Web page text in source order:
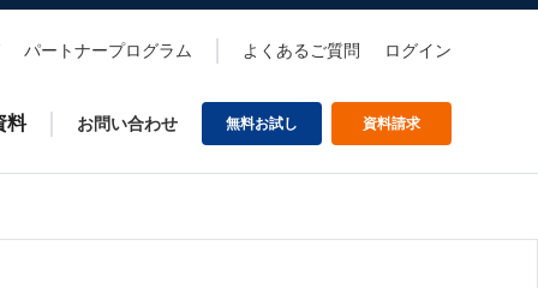
パートナープログラム よくあるご質問 ログイン
料 お問い合わせ 無料お試し 資料請求